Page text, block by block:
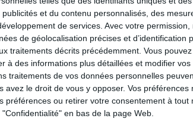
et du contenu personnalisés, des
de services. Avec votre
de géolocalisation précises et d’identification
traitements décrits précédemment. Vous
à des informations plus détaillées et modifier
traitements de vos données personnelles
avez le droit de vous y opposer. Vos préférences
préférences ou retirer votre consentement à
en bas de la page Web.